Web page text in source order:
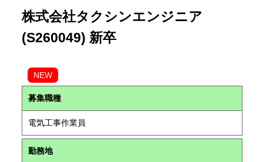
株式会社タクシンエンジニア
(S260049) 新卒
NEW
募集職種
電気工事作業員
勤務地